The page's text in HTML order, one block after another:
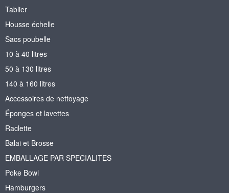
Tablier
Housse échelle
Sacs poubelle
10 à 40 litres
50 à 130 litres
140 à 160 litres
Accessoires de nettoyage
Éponges et lavettes
Raclette
Balai et Brosse
EMBALLAGE PAR SPECIALITES
Poke Bowl
Hamburgers